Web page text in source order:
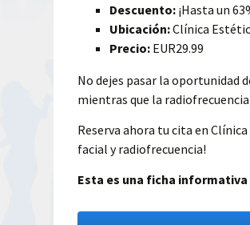
Descuento: ¡Hasta un
Ubicación:Clínica
Precio: EUR29.99
No dejes pasar la oportunidad
mientras que la
Reserva ahora tu cita en
facial y radiofrecuencia!
Esta es una ficha